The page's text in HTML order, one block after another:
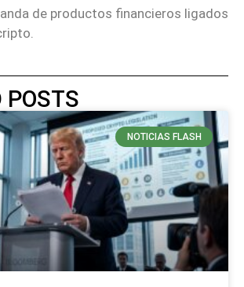
de productos financieros ligados
POSTS
NOTICIAS FLASH